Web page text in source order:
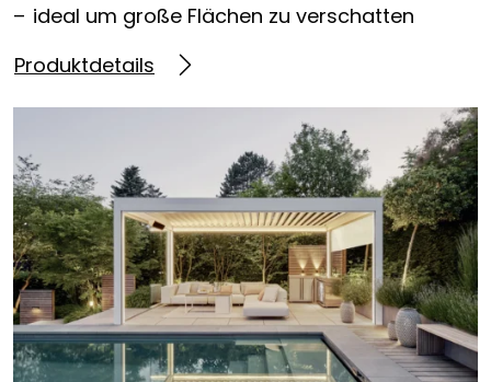
ideal um große Flächen zu verschatten
Produktdetails